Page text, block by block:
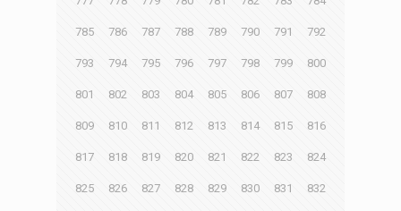
785 786 787 788 789 790 791 792
793 794 795 796 797 798 799 800
801 802 803 804 805 806 807 808
809 810 811 812 813 814 815 816
817 818 819 820 821 822 823 824
825 826 827 828 829 830 831 832